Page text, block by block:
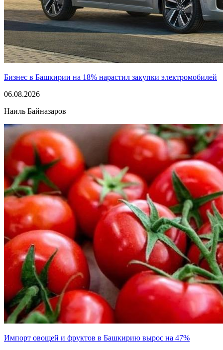
Бизнес в Башкирии на 18% нарастил закупки электромобилей
06.08.2026
Наиль Байназаров
Импорт овощей и фруктов в Башкирию вырос на 47%